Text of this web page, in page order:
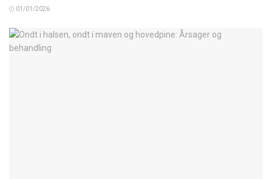
01/01/2026